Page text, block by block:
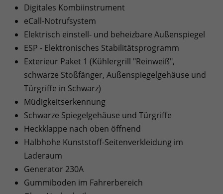
Digitales Kombiinstrument
eCall-Notrufsystem
Elektrisch einstell- und beheizbare Außenspiegel
ESP - Elektronisches Stabilitätsprogramm
Exterieur Paket 1 (Kühlergrill "Reinweiß",
schwarze Stoßfänger, Außenspiegelgehäuse und
Türgriffe in Schwarz)
Müdigkeitserkennung
Schwarze Spiegelgehäuse und Türgriffe
Heckklappe nach oben öffnend
Halbhohe Kunststoff-Seitenverkleidung im
Laderaum
Generator 230A
Gummiboden im Fahrerbereich